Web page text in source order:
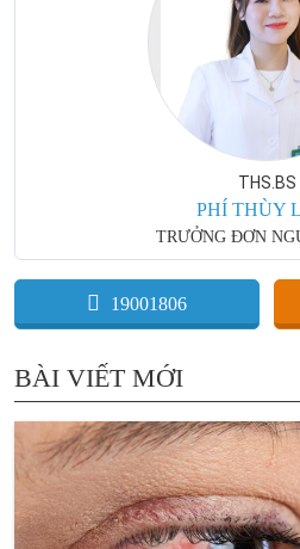
THS.BS
PHÍ THÙY
TRƯỞNG ĐƠN
19001806
BÀI VIẾT MỚI